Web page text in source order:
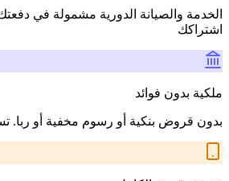
الخدمة والصيانة الدورية مشمولة في
اشتراكك
ملكية بدون فوائد
بدون قروض بنكية أو رسوم مخفية أو ربا.